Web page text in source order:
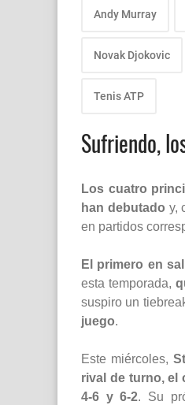
Andy Murray
Novak Djokovic
Tenis ATP
Sufriendo,
Los cuatro
han debutado y,
en partidos
El primero en
esta temporada,
suspiro un
juego.
Este miércoles,
rival de turno, el
4-6 y 6-2. Su